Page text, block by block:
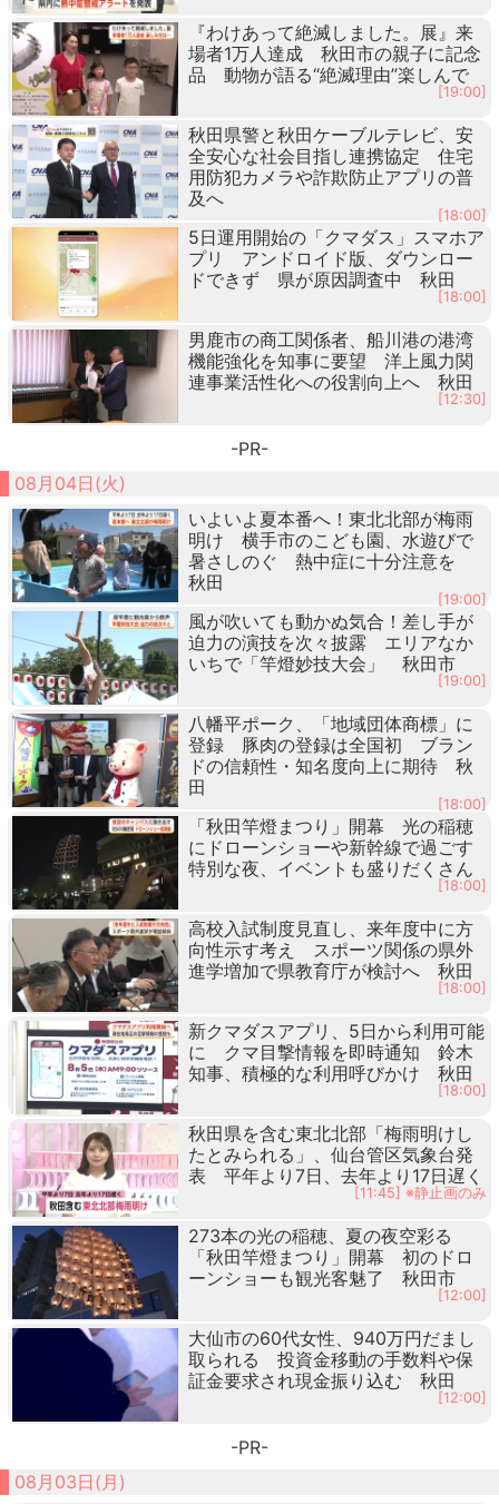
『わけあって絶滅しました。展』来
場者1万人達成 秋田市の親子に記念
品 動物が語る“絶滅理由”楽しんで
[19:00]
秋田県警と秋田ケーブルテレビ、安
全安心な社会目指し連携協定 住宅
用防犯カメラや詐欺防止アプリの普
及へ
[18:00]
5日運用開始の「クマダス」スマホア
プリ アンドロイド版、ダウンロー
ドできず 県が原因調査中 秋田
[18:00]
男鹿市の商工関係者、船川港の港湾
機能強化を知事に要望 洋上風力関
連事業活性化への役割向上へ 秋田
[12:30]
-PR-
08月04日(火)
いよいよ夏本番へ！東北北部が梅雨
明け 横手市のこども園、水遊びで
暑さしのぐ 熱中症に十分注意を
秋田
[19:00]
風が吹いても動かぬ気合！差し手が
迫力の演技を次々披露 エリアなか
いちで「竿燈妙技大会」 秋田市
[19:00]
八幡平ポーク、「地域団体商標」に
登録 豚肉の登録は全国初 ブラン
ドの信頼性・知名度向上に期待 秋
田
[18:00]
「秋田竿燈まつり」開幕 光の稲穂
にドローンショーや新幹線で過ごす
特別な夜、イベントも盛りだくさん
[18:00]
高校入試制度見直し、来年度中に方
向性示す考え スポーツ関係の県外
進学増加で県教育庁が検討へ 秋田
[18:00]
新クマダスアプリ、5日から利用可能
に クマ目撃情報を即時通知 鈴木
知事、積極的な利用呼びかけ 秋田
[18:00]
秋田県を含む東北北部「梅雨明けし
たとみられる」、仙台管区気象台発
表 平年より7日、去年より17日遅く
[11:45] ※静止画のみ
273本の光の稲穂、夏の夜空彩る
「秋田竿燈まつり」開幕 初のドロ
ーンショーも観光客魅了 秋田市
[12:00]
大仙市の60代女性、940万円だまし
取られる 投資金移動の手数料や保
証金要求され現金振り込む 秋田
[12:00]
-PR-
08月03日(月)